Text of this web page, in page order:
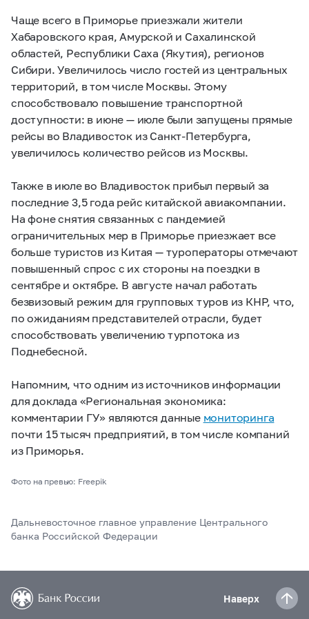
Чаще всего в Приморье приезжали жители
Хабаровского края, Амурской и Сахалинской
областей, Республики Саха (Якутия), регионов
Сибири. Увеличилось число гостей из центральных
территорий, в том числе Москвы. Этому
способствовало повышение транспортной
доступности: в июне — июле были запущены прямые
рейсы во Владивосток из Санкт-Петербурга,
увеличилось количество рейсов из Москвы.
Также в июле во Владивосток прибыл первый за
последние 3,5 года рейс китайской авиакомпании.
На фоне снятия связанных с пандемией
ограничительных мер в Приморье приезжает все
больше туристов из Китая — туроператоры отмечают
повышенный спрос с их стороны на поездки в
сентябре и октябре. В августе начал работать
безвизовый режим для групповых туров из КНР, что,
по ожиданиям представителей отрасли, будет
способствовать увеличению турпотока из
Поднебесной.
Напомним, что одним из источников информации
для доклада «Региональная экономика:
комментарии ГУ» являются данные мониторинга
почти 15 тысяч предприятий, в том числе компаний
из Приморья.
Фото на превью: Freepik
Дальневосточное главное управление Центрального
банка Российской Федерации
Наверх